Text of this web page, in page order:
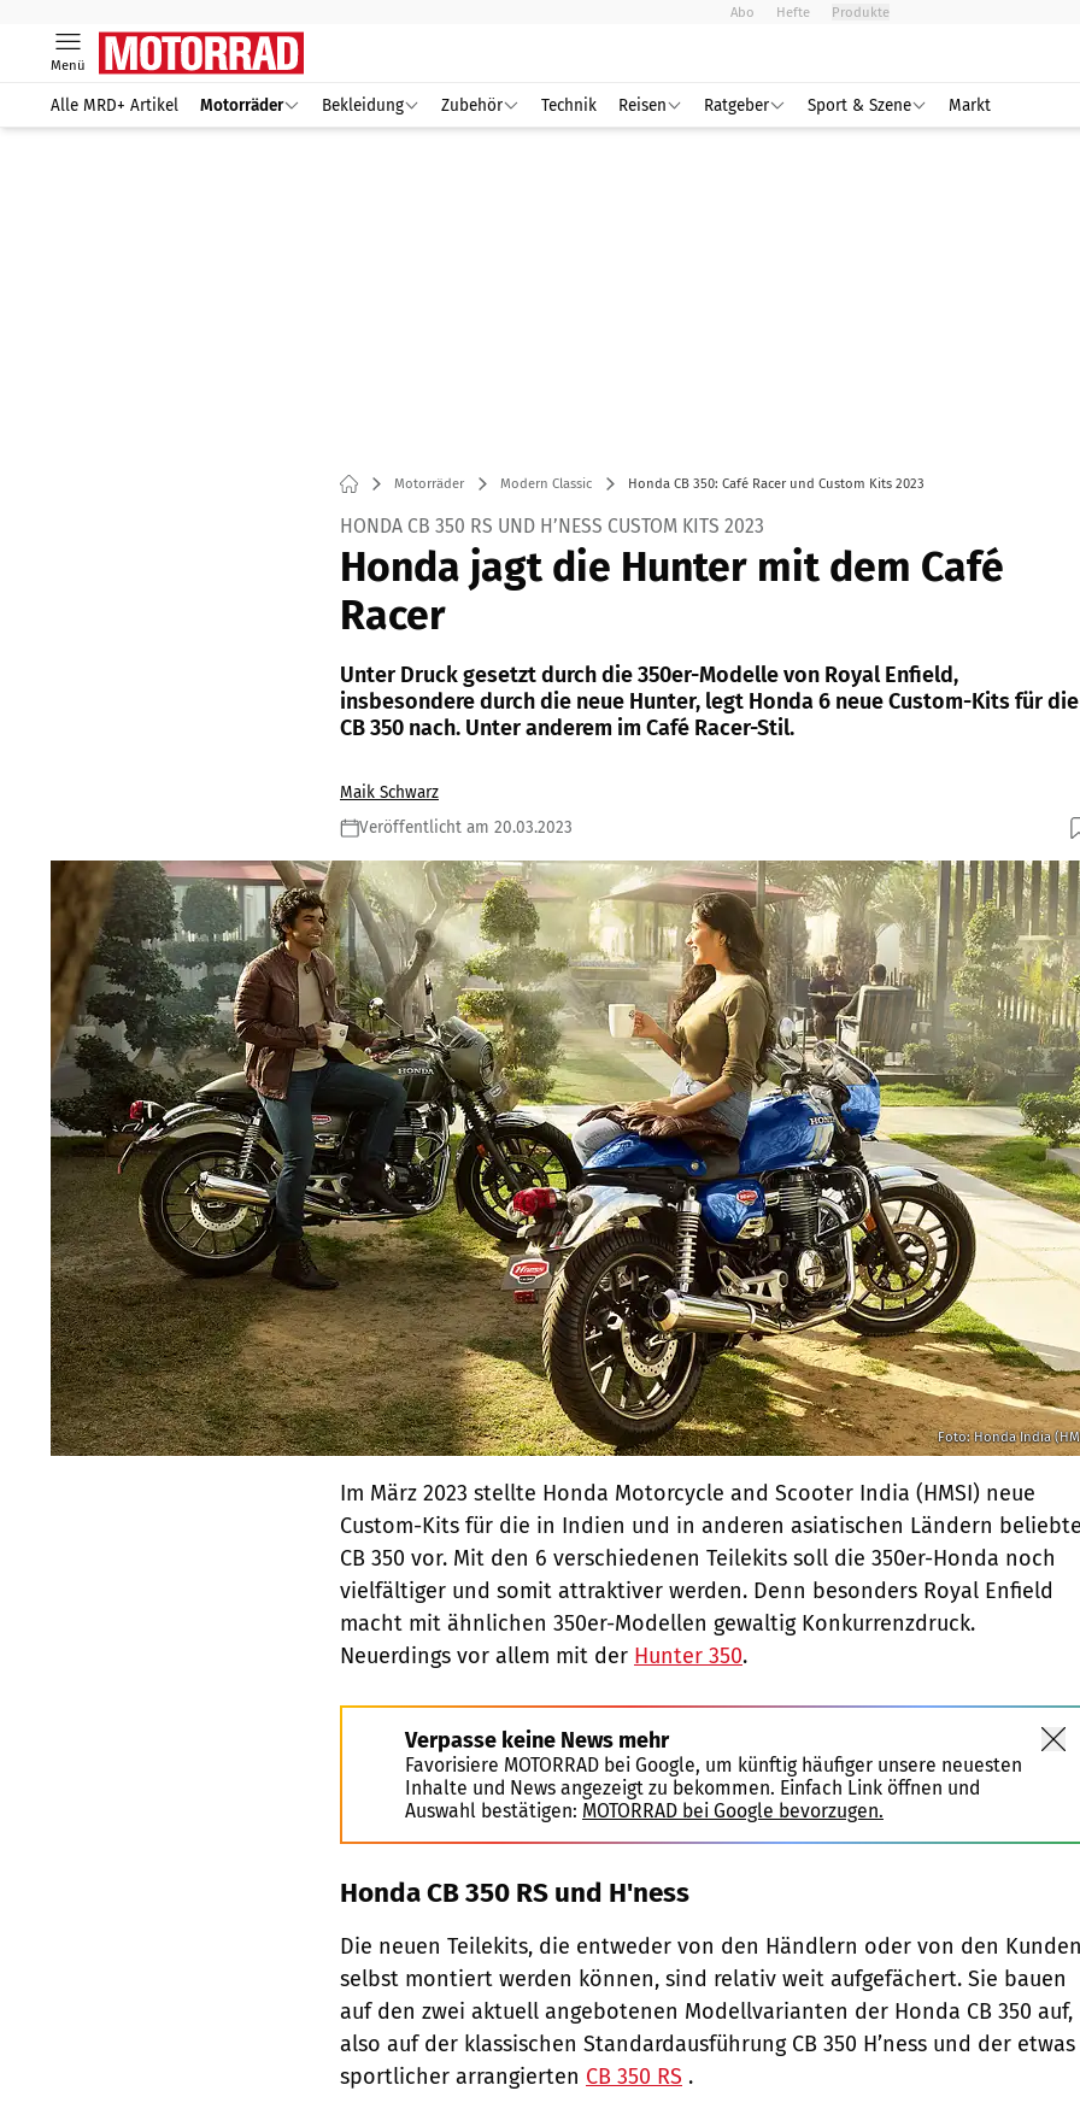
Abo Hefte Produkte
Menü
Alle MRD+ Artikel Motorräder Bekleidung Zubehör Technik Reisen Ratgeber Sport & Szene Markt
Motorräder Modern Classic Honda CB 350: Café Racer und Custom Kits 2023
HONDA CB 350 RS UND H’NESS CUSTOM KITS 2023
Honda jagt die Hunter mit dem Café
Racer
Unter Druck gesetzt durch die 350er-Modelle von Royal Enfield,
insbesondere durch die neue Hunter, legt Honda 6 neue Custom-Kits für die
CB 350 nach. Unter anderem im Café Racer-Stil.
Maik Schwarz
Veröffentlicht am 20.03.2023
Foto: Honda India
Im März 2023 stellte Honda Motorcycle and Scooter India (HMSI) neue
Custom-Kits für die in Indien und in anderen asiatischen Ländern beliebte
CB 350 vor. Mit den 6 verschiedenen Teilekits soll die 350er-Honda noch
vielfältiger und somit attraktiver werden. Denn besonders Royal Enfield
macht mit ähnlichen 350er-Modellen gewaltig Konkurrenzdruck.
Neuerdings vor allem mit der Hunter 350.
Verpasse keine News mehr
Favorisiere MOTORRAD bei Google, um künftig häufiger unsere neuesten
Inhalte und News angezeigt zu bekommen. Einfach Link öffnen und
Auswahl bestätigen: MOTORRAD bei Google bevorzugen.
Honda CB 350 RS und H'ness
Die neuen Teilekits, die entweder von den Händlern oder von den Kunden
selbst montiert werden können, sind relativ weit aufgefächert. Sie bauen
auf den zwei aktuell angebotenen Modellvarianten der Honda CB 350 auf,
also auf der klassischen Standardausführung CB 350 H’ness und der etwas
sportlicher arrangierten CB 350 RS .